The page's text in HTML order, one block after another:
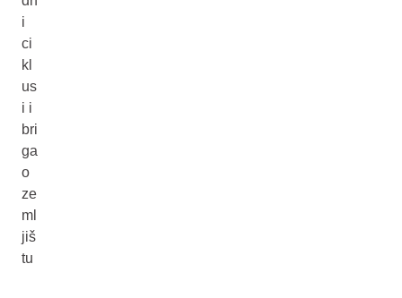
i
ci
kl
us
i i
bri
ga
o
ze
ml
jiš
tu